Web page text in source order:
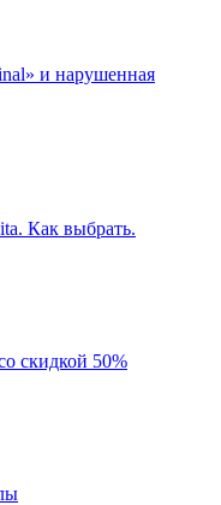
и нарушенная
Как выбрать.
скидкой 50%